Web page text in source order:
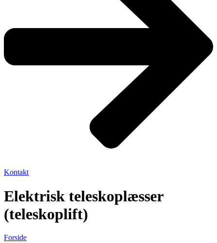
Kontakt
Elektrisk teleskoplæsser
(teleskoplift)
Forside